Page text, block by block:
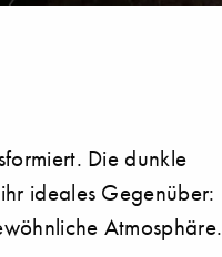
Die dunkle
ideales Gegenüber:
Atmosphäre.